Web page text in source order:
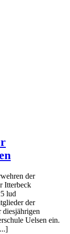
der
Itterbeck
lud
der
diesjährigen
Uelsen ein.